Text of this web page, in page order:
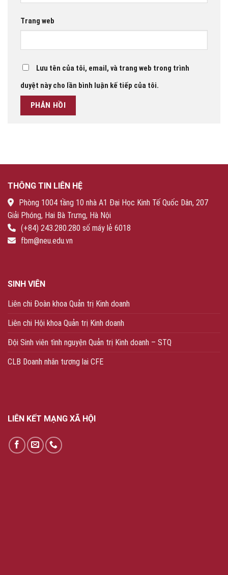
Trang web
Lưu tên của tôi, email, và trang web trong trình
duyệt này cho lần bình luận kế tiếp của tôi.
THÔNG TIN LIÊN HỆ
Phòng 1004 tầng 10 nhà A1 Đại Học Kinh Tế Quốc Dân, 207
Giải Phóng, Hai Bà Trưng, Hà Nội
(+84) 243.280.280 số máy lẻ 6018
fbm@neu.edu.vn
SINH VIÊN
Liên chi Đoàn khoa Quản trị Kinh doanh
Liên chi Hội khoa Quản trị Kinh doanh
Đội Sinh viên tình nguyện Quản trị Kinh doanh – STQ
CLB Doanh nhân tương lai CFE
LIÊN KẾT MẠNG XÃ HỘI